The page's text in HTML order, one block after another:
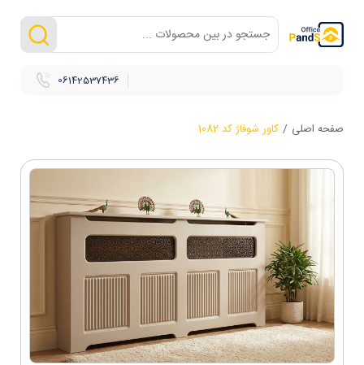
06142537436
صفحه اصلی / کاور شوفاژ کد 1082